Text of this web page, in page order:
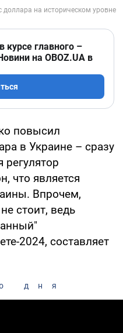
курсе главного –
на OBOZ.UA в
повысил
в Украине – сразу
что является
Впрочем,
стоит, ведь
2024, составляет
дня